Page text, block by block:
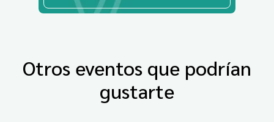
Otros eventos que podrían
gustarte